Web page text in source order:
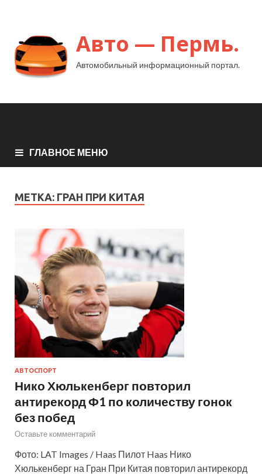
Авто — Пермь.
Автомобильный информационный портал.
ГЛАВНОЕ МЕНЮ
МЕТКА: ГРАН ПРИ КИТАЯ
АВТОСПОРТ
Нико Хюлькенберг повторил
антирекорд Ф1 по количеству гонок
без побед
Оставьте комментарий
Фото: LAT Images / Haas Пилот Haas Нико
Хюлькенберг на Гран При Китая повторил антирекорд